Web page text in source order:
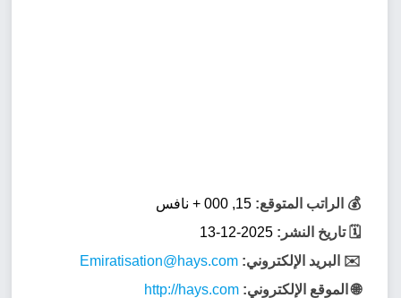
💰 الراتب المتوقع:
🗓️ تاريخ النشر:
✉️ البريد الإلكتروني: Emiratisation@hays.com
🌐 الموقع الإلكتروني: http://hays.com